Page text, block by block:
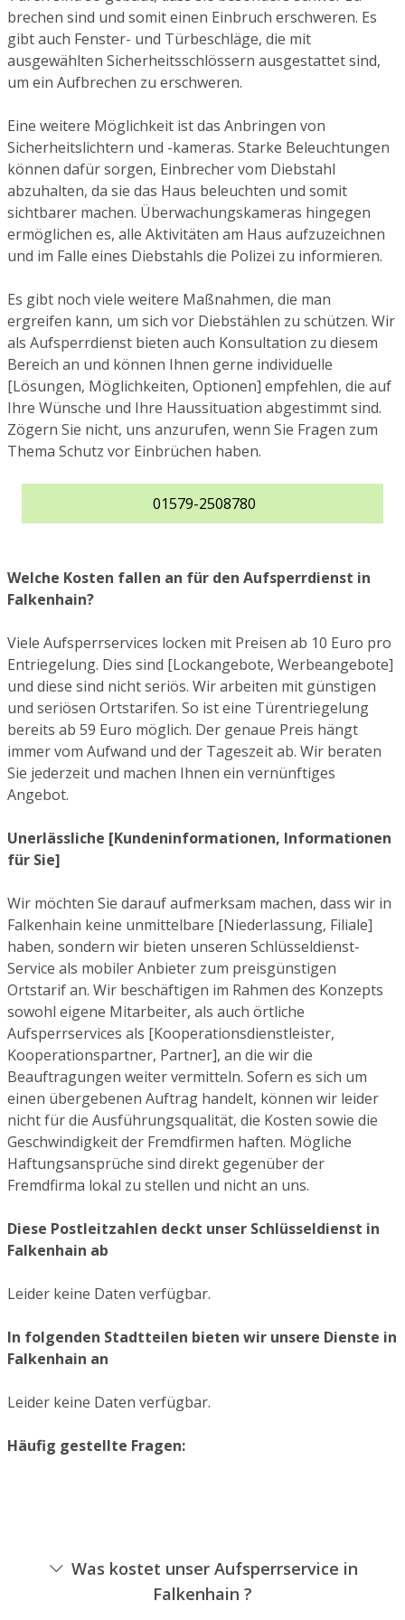
brechen sind und somit einen Einbruch erschweren. Es
gibt auch Fenster- und Türbeschläge, die mit
ausgewählten Sicherheitsschlössern ausgestattet sind,
um ein Aufbrechen zu erschweren.
Eine weitere Möglichkeit ist das Anbringen von
Sicherheitslichtern und -kameras. Starke Beleuchtungen
können dafür sorgen, Einbrecher vom Diebstahl
abzuhalten, da sie das Haus beleuchten und somit
sichtbarer machen. Überwachungskameras hingegen
ermöglichen es, alle Aktivitäten am Haus aufzuzeichnen
und im Falle eines Diebstahls die Polizei zu informieren.
Es gibt noch viele weitere Maßnahmen, die man
ergreifen kann, um sich vor Diebstählen zu schützen. Wir
als Aufsperrdienst bieten auch Konsultation zu diesem
Bereich an und können Ihnen gerne individuelle
[Lösungen, Möglichkeiten, Optionen] empfehlen, die auf
Ihre Wünsche und Ihre Haussituation abgestimmt sind.
Zögern Sie nicht, uns anzurufen, wenn Sie Fragen zum
Thema Schutz vor Einbrüchen haben.
01579-2508780
Welche Kosten fallen an für den Aufsperrdienst in
Falkenhain?
Viele Aufsperrservices locken mit Preisen ab 10 Euro pro
Entriegelung. Dies sind [Lockangebote, Werbeangebote]
und diese sind nicht seriös. Wir arbeiten mit günstigen
und seriösen Ortstarifen. So ist eine Türentriegelung
bereits ab 59 Euro möglich. Der genaue Preis hängt
immer vom Aufwand und der Tageszeit ab. Wir beraten
Sie jederzeit und machen Ihnen ein vernünftiges
Angebot.
Unerlässliche [Kundeninformationen, Informationen
für Sie]
Wir möchten Sie darauf aufmerksam machen, dass wir in
Falkenhain keine unmittelbare [Niederlassung, Filiale]
haben, sondern wir bieten unseren Schlüsseldienst-
Service als mobiler Anbieter zum preisgünstigen
Ortstarif an. Wir beschäftigen im Rahmen des Konzepts
sowohl eigene Mitarbeiter, als auch örtliche
Aufsperrservices als [Kooperationsdienstleister,
Kooperationspartner, Partner], an die wir die
Beauftragungen weiter vermitteln. Sofern es sich um
einen übergebenen Auftrag handelt, können wir leider
nicht für die Ausführungsqualität, die Kosten sowie die
Geschwindigkeit der Fremdfirmen haften. Mögliche
Haftungsansprüche sind direkt gegenüber der
Fremdfirma lokal zu stellen und nicht an uns.
Diese Postleitzahlen deckt unser Schlüsseldienst in
Falkenhain ab
Leider keine Daten verfügbar.
In folgenden Stadtteilen bieten wir unsere Dienste in
Falkenhain an
Leider keine Daten verfügbar.
Häufig gestellte Fragen:
Was kostet unser Aufsperrservice in
Falkenhain ?